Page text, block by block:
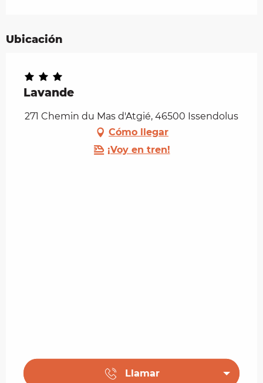
Ubicación
Lavande
271 Chemin du Mas d'Atgié, 46500 Issendolus
Cómo llegar
¡Voy en tren!
Llamar